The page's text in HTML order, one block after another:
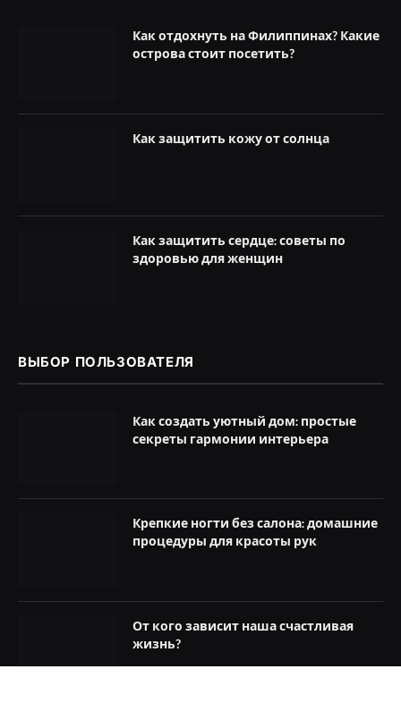
Как отдохнуть на Филиппинах? Какие
острова стоит посетить?
Как защитить кожу от солнца
Как защитить сердце: советы по
здоровью для женщин
ВЫБОР ПОЛЬЗОВАТЕЛЯ
Как создать уютный дом: простые
секреты гармонии интерьера
Крепкие ногти без салона: домашние
процедуры для красоты рук
От кого зависит наша счастливая
жизнь?